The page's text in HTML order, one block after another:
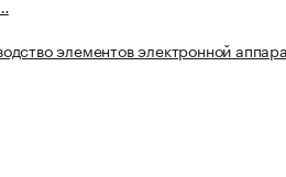
элементов электронной